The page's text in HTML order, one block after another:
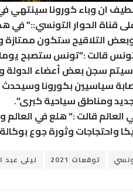
ان وباء كورونا
قناة الحوار التونسي::” في
التلاقيح ستكون
قالت :”تونس ستصبح يوما
سجن بعض أعضاء الدولة
سياسيين بكورونا
ومناطق سياحية كبرى”.
العالم قالت :” هلع في
واحتجاجات وثورة جوع
توقعات 2021 ليلى عبد